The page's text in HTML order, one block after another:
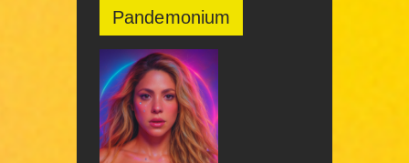
Pandemonium